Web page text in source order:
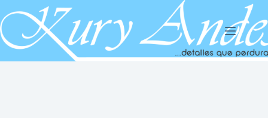
al
contenido